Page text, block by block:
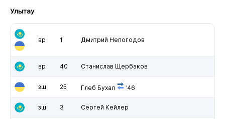
Улытау
вр 1 Дмитрий Непогодов
вр 40 Станислав Щербаков
зщ 25 Глеб Бухал '46
зщ 3 Сергей Кейлер